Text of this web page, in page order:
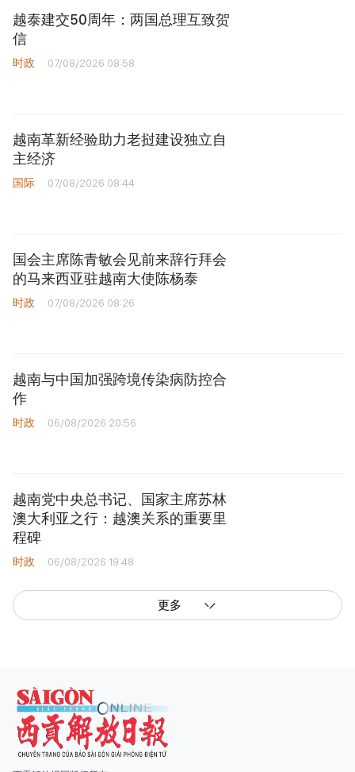
越泰建交50周年：两国总理互致贺
信
时政 07/08/2026 08:58
越南革新经验助力老挝建设独立自
主经济
国际 07/08/2026 08:44
国会主席陈青敏会见前来辞行拜会
的马来西亚驻越南大使陈杨泰
时政 07/08/2026 08:26
越南与中国加强跨境传染病防控合
作
时政 06/08/2026 20:56
越南党中央总书记、国家主席苏林
澳大利亚之行：越澳关系的重要里
程碑
时政 06/08/2026 19:48
更多